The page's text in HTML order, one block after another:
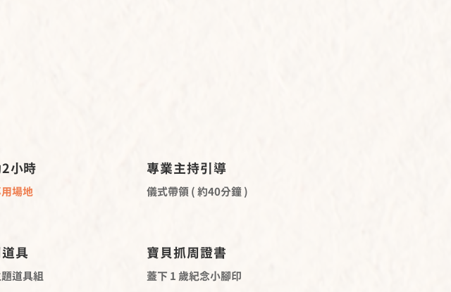
小時
場地
專業主持引導
儀式帶領 ( 約40分鐘 )
具
道具組
寶貝抓周證書
蓋下 1 歲紀念小腳印